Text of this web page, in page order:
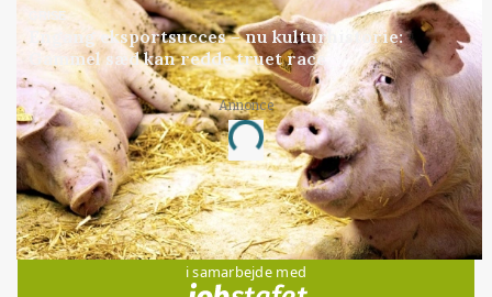
GRISE
Engang eksportsucces – nu kulturhistorie:
Gammel sæd kan redde truet race
Annonce
Loading...
Jobs
i samarbejde med